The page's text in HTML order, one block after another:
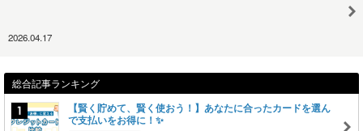
2026.04.17
総合記事ランキング
【賢く貯めて、賢く使おう！】あなたに合ったカードを選ん
で支払いをお得に！✨